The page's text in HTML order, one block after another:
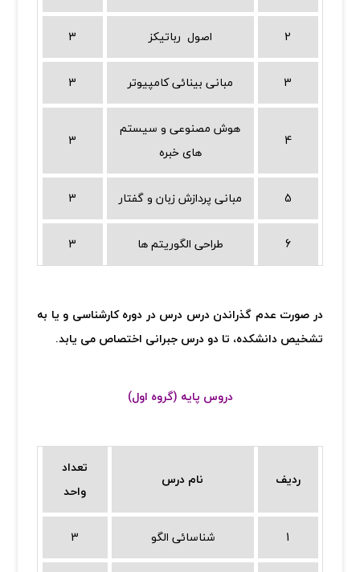
3 اصول رباتیکز 2
3 مبانی بینائی کامپیوتر 3
3
هوش مصنوعی و سیستم
های خبره
4
3 مبانی پردازش زبان و گفتار 5
3 طراحی الگوریتم ها 6
در صورت عدم گذراندن درس درس در دوره کارشناسی و یا به
تشخیص دانشکده، تا دو درس جبرانی اختصاص می یابد.
دروس پایه (گروه اول)
تعداد
واحد
نام درس ردیف
3 شناسائی الگو 1